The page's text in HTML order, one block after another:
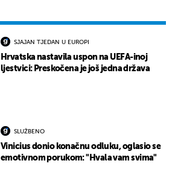
SJAJAN TJEDAN U EUROPI
Hrvatska nastavila uspon na UEFA-inoj
ljestvici: Preskočena je još jedna država
SLUŽBENO
Vinicius donio konačnu odluku, oglasio se
emotivnom porukom: "Hvala vam svima"